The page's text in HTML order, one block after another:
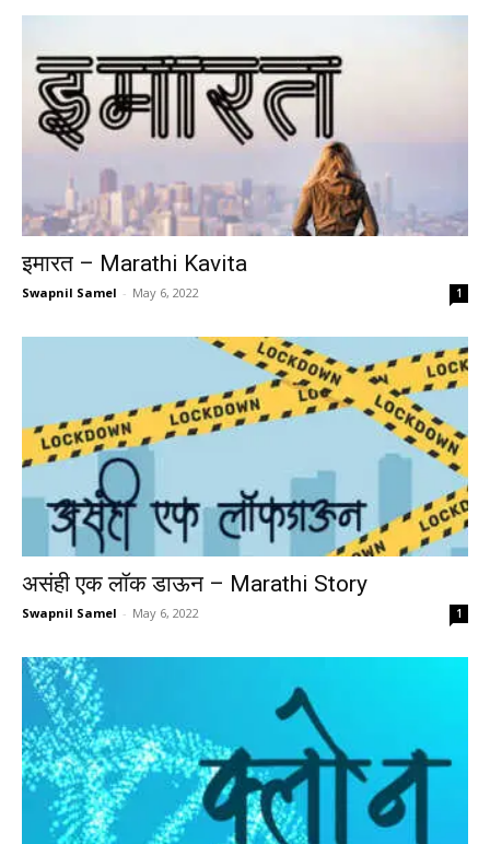
इमारत – Marathi Kavita
Swapnil Samel - May 6, 2022 1
असंही एक लॉक डाऊन – Marathi Story
Swapnil Samel - May 6, 2022 1